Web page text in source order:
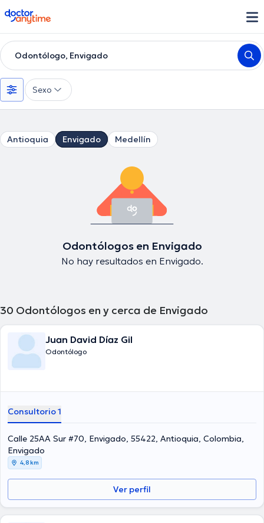
doctoranytime
Odontólogo, Envigado
Sexo
Antioquia Envigado Medellín
Odontólogos en Envigado
No hay resultados en Envigado.
30 Odontólogos en y cerca de Envigado
Juan David Díaz Gil
Odontólogo
Consultorio 1
Calle 25AA Sur #70, Envigado, 55422, Antioquia, Colombia,
Envigado
4,8 km
Ver perfil